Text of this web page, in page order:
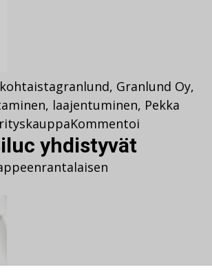
granlund, Granlund Oy,
, laajentuminen, Pekka
Kommentoi
yhdistyvät